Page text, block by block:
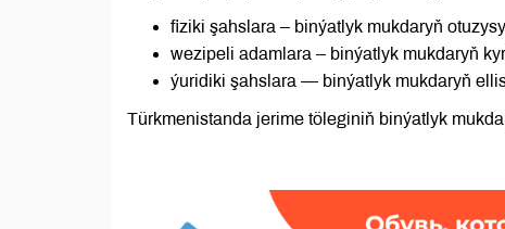
fiziki şahslara – binýatlyk mukdaryň
wezipeli adamlara – binýatlyk mukdaryň
ýuridiki şahslara — binýatlyk mukdaryň
Türkmenistanda jerime töleginiň binýatlyk